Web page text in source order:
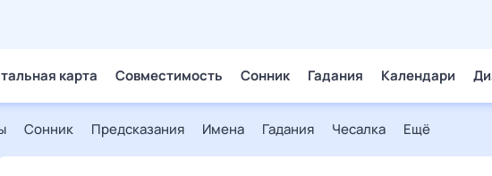
карта Совместимость Сонник Гадания Календари
Сонник Предсказания Имена Гадания Чесалка Ещё